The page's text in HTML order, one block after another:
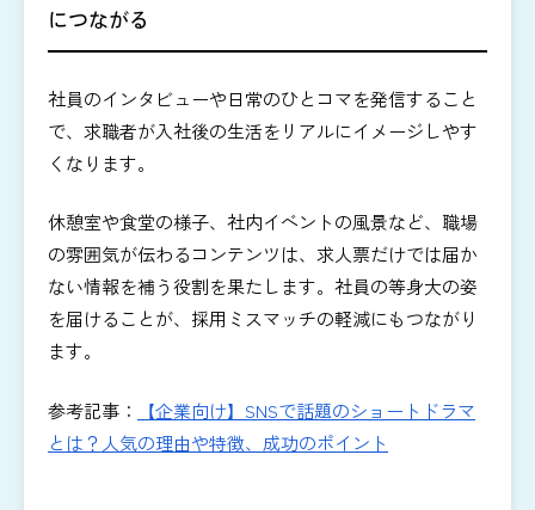
につながる
社員のインタビューや日常のひとコマを発信すること
で、求職者が入社後の生活をリアルにイメージしやす
くなります。
休憩室や食堂の様子、社内イベントの風景など、職場
の雰囲気が伝わるコンテンツは、求人票だけでは届か
ない情報を補う役割を果たします。社員の等身大の姿
を届けることが、採用ミスマッチの軽減にもつながり
ます。
参考記事：
【企業向け】SNSで話題のショートドラマ
とは？人気の理由や特徴、成功のポイント